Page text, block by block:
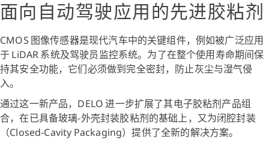
面向自动驾驶应用的先进胶粘剂
CMOS 图像传感器是现代汽车中的关键组件，例如被广泛应用
于 LiDAR 系统及驾驶员监控系统。为了在整个使用寿命期间保
持其安全功能，它们必须做到完全密封，防止灰尘与湿气侵
入。
通过这一新产品，DELO 进一步扩展了其电子胶粘剂产品组
合，在已具备玻璃‑外壳封装胶粘剂的基础上，又为闭腔封装
（Closed‑Cavity Packaging）提供了全新的解决方案。